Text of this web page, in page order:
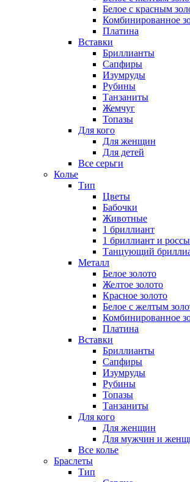
Белое с красным
Комбинированное
Платина
Вставки
Бриллианты
Сапфиры
Изумруды
Рубины
Танзаниты
Жемчуг
Топазы
Для кого
Для женщин
Для детей
Все серьги
Колье
Тип
Цветы
Бабочки
Животные
1 бриллиант
1 бриллиант и
Танцующий
Металл
Белое золото
Желтое золото
Красное золото
Белое с желтым
Комбинированное
Платина
Вставки
Бриллианты
Сапфиры
Изумруды
Рубины
Топазы
Танзаниты
Для кого
Для женщин
Для мужчин и
Все колье
Браслеты
Тип